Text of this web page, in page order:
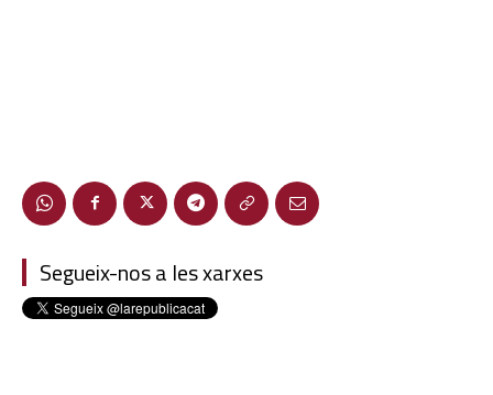
Segueix-nos a les xarxes